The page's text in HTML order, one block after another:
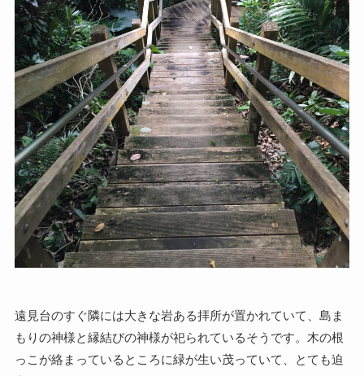
遠見台のすぐ隣には大きな岩ある拝所が置かれていて、島ま
もりの神様と縁結びの神様が祀られているそうです。木の根
っこが絡まっているところに緑が生い茂っていて、とても迫